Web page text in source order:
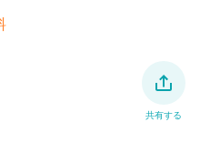
共有する